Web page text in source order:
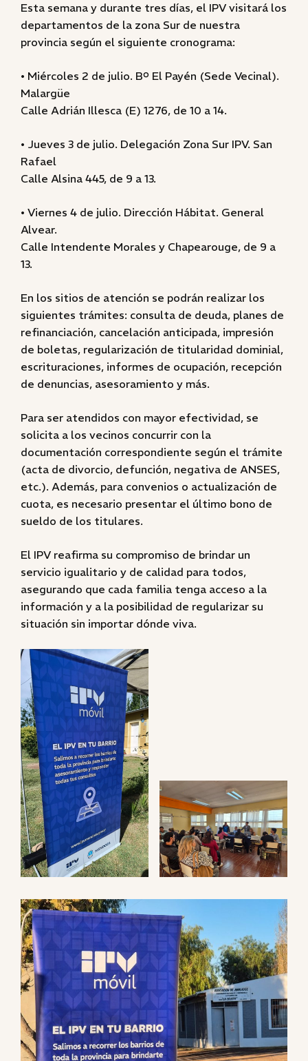
Esta semana y durante tres días, el IPV visitará los
departamentos de la zona Sur de nuestra
provincia según el siguiente cronograma:
• Miércoles 2 de julio. Bº El Payén (Sede Vecinal).
Malargüe
Calle Adrián Illesca (E) 1276, de 10 a 14.
• Jueves 3 de julio. Delegación Zona Sur IPV. San
Rafael
Calle Alsina 445, de 9 a 13.
• Viernes 4 de julio. Dirección Hábitat. General
Alvear.
Calle Intendente Morales y Chapearouge, de 9 a
13.
En los sitios de atención se podrán realizar los
siguientes trámites: consulta de deuda, planes de
refinanciación, cancelación anticipada, impresión
de boletas, regularización de titularidad dominial,
escrituraciones, informes de ocupación, recepción
de denuncias, asesoramiento y más.
Para ser atendidos con mayor efectividad, se
solicita a los vecinos concurrir con la
documentación correspondiente según el trámite
(acta de divorcio, defunción, negativa de ANSES,
etc.). Además, para convenios o actualización de
cuota, es necesario presentar el último bono de
sueldo de los titulares.
El IPV reafirma su compromiso de brindar un
servicio igualitario y de calidad para todos,
asegurando que cada familia tenga acceso a la
información y a la posibilidad de regularizar su
situación sin importar dónde viva.